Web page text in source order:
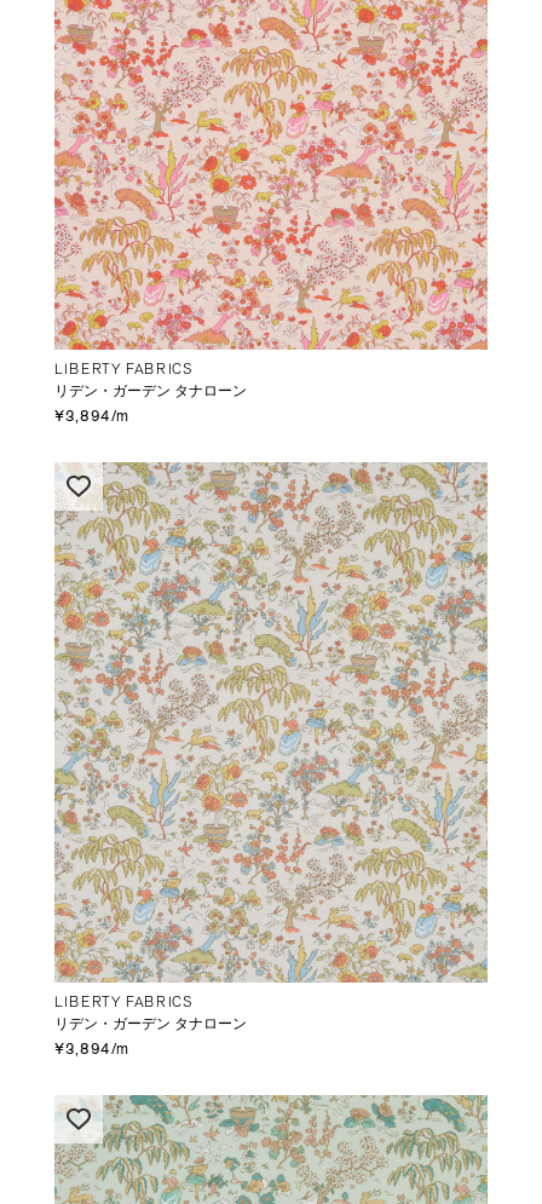
LIBERTY FABRICS
リデン・ガーデン タナローン
¥3,894/m
LIBERTY FABRICS
リデン・ガーデン タナローン
¥3,894/m